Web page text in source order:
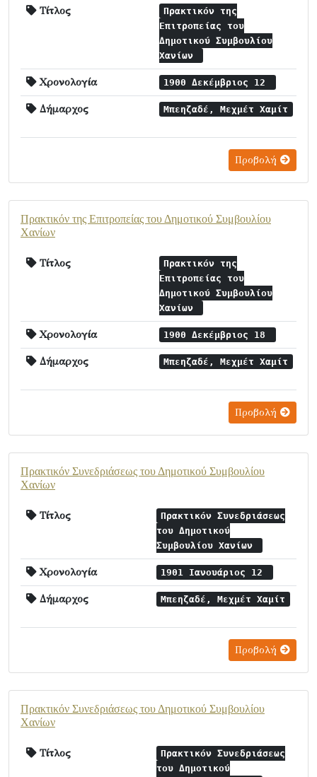
Τίτλος
Πρακτικόν της
Επιτροπείας του
Δημοτικού Συμβουλίου
Χανίων
Χρονολογία 1900 Δεκέμβριος 12
Δήμαρχος Μπεηζαδέ, Μεχμέτ Χαμίτ
Προβολή
Πρακτικόν της Επιτροπείας του Δημοτικού Συμβουλίου
Χανίων
Τίτλος
Πρακτικόν της
Επιτροπείας του
Δημοτικού Συμβουλίου
Χανίων
Χρονολογία 1900 Δεκέμβριος 18
Δήμαρχος Μπεηζαδέ, Μεχμέτ Χαμίτ
Προβολή
Πρακτικόν Συνεδριάσεως του Δημοτικού Συμβουλίου
Χανίων
Τίτλος
Πρακτικόν Συνεδριάσεως
του Δημοτικού
Συμβουλίου Χανίων
Χρονολογία 1901 Ιανουάριος 12
Δήμαρχος Μπεηζαδέ, Μεχμέτ Χαμίτ
Προβολή
Πρακτικόν Συνεδριάσεως του Δημοτικού Συμβουλίου
Χανίων
Τίτλος
Πρακτικόν Συνεδριάσεως
του Δημοτικού